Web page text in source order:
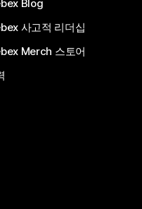
Blog
사고적 리더십
Merch 스토어